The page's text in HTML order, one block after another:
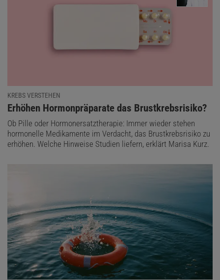
KREBS VERSTEHEN
:
Erhöhen Hormonpräparate das Brustkrebsrisiko?
Ob Pille oder Hormonersatztherapie: Immer wieder stehen
hormonelle Medikamente im Verdacht, das Brustkrebsrisiko zu
erhöhen. Welche Hinweise Studien liefern, erklärt Marisa Kurz.